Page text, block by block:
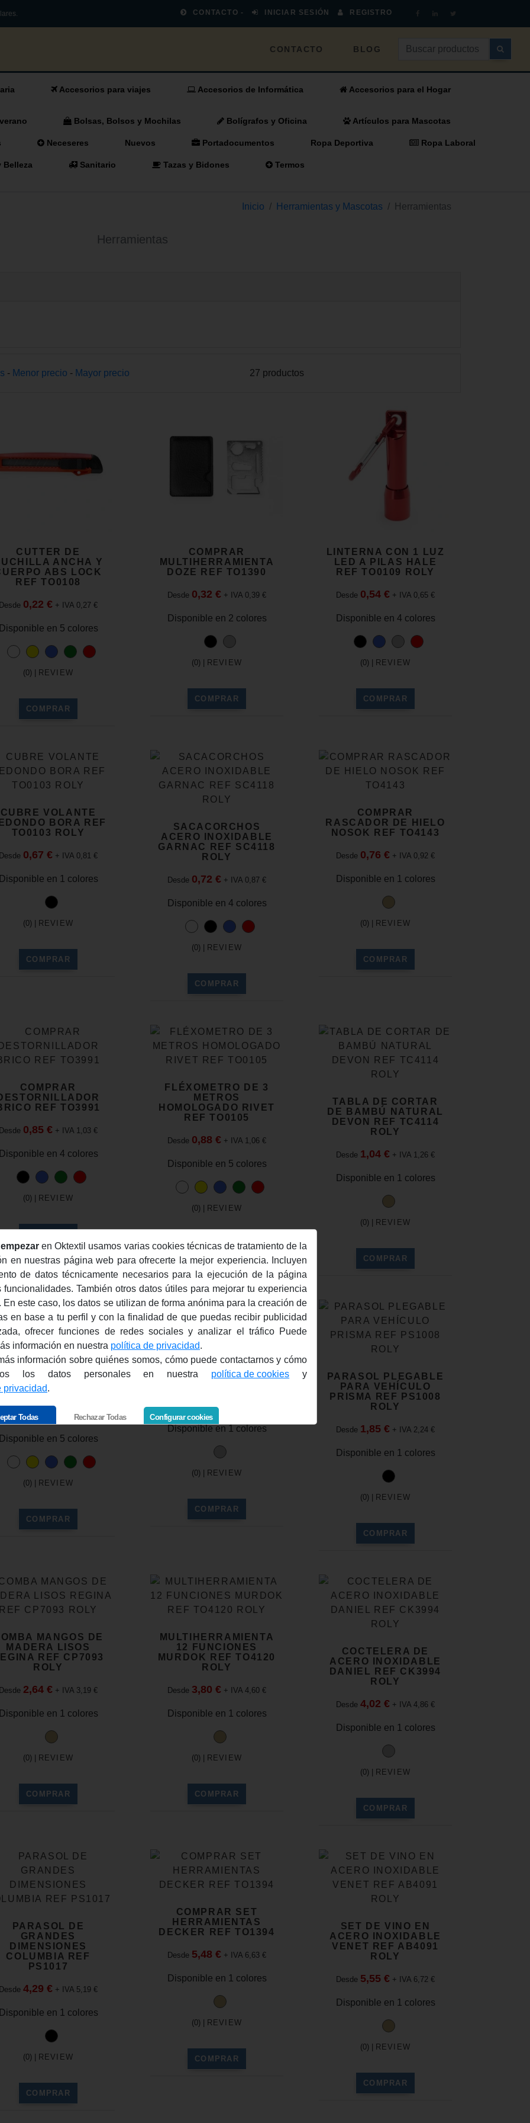
en Oktextil usamos varias cookies técnicas de tratamiento de la
en nuestras página web para ofrecerte la mejor experiencia. Incluyen
de datos técnicamente necesarios para la ejecución de la página
funcionalidades. También otros datos útiles para mejorar tu experiencia
En este caso, los datos se utilizan de forma anónima para la creación de
en base a tu perfil y con la finalidad de que puedas recibir publicidad
ofrecer funciones de redes sociales y analizar el tráfico Puede
información en nuestra política de privacidad.
información sobre quiénes somos, cómo puede contactarnos y cómo
los datos personales en nuestra política de cookies y
privacidad.
Todas Rechazar Todas Configurar cookies
CONTACTO - INICIAR SESIÓN REGISTRO
CONTACTO BLOG
Accesorios para viajes Accesorios de Informática Accesorios para el Hogar
Bolsas, Bolsos y Mochilas Bolígrafos y Oficina Artículos para Mascotas
Neceseres Nuevos Portadocumentos Ropa Deportiva Ropa Laboral
Belleza Sanitario Tazas y Bidones Termos
Inicio Herramientas y Mascotas Herramientas
Herramientas
- Menor precio - Mayor precio 27 productos
CUTTER DE
ANCHA Y
ABS LOCK
REF TO0108
Desde 0,22 € + IVA 0,27 €
Disponible en 5 colores
(0) | REVIEW
COMPRAR
COMPRAR
MULTIHERRAMIENTA
DOZE REF TO1390
Desde 0,32 € + IVA 0,39 €
Disponible en 2 colores
(0) | REVIEW
COMPRAR
LINTERNA CON 1 LUZ
LED A PILAS HALE
REF TO0109 ROLY
Desde 0,54 € + IVA 0,65 €
Disponible en 4 colores
(0) | REVIEW
COMPRAR
CUBRE VOLANTE
BORA REF
TO0103 ROLY
Desde 0,67 € + IVA 0,81 €
Disponible en 1 colores
(0) | REVIEW
COMPRAR
SACACORCHOS
ACERO INOXIDABLE
GARNAC REF SC4118
ROLY
Desde 0,72 € + IVA 0,87 €
Disponible en 4 colores
(0) | REVIEW
COMPRAR
COMPRAR
RASCADOR DE HIELO
NOSOK REF TO4143
Desde 0,76 € + IVA 0,92 €
Disponible en 1 colores
(0) | REVIEW
COMPRAR
COMPRAR
REF TO3991
Desde 0,85 € + IVA 1,03 €
Disponible en 4 colores
(0) | REVIEW
FLÉXOMETRO DE 3
METROS
HOMOLOGADO RIVET
REF TO0105
Desde 0,88 € + IVA 1,06 €
Disponible en 5 colores
(0) | REVIEW
COMPRAR
TABLA DE CORTAR
DE BAMBÚ NATURAL
DEVON REF TC4114
ROLY
Desde 1,04 € + IVA 1,26 €
Disponible en 1 colores
(0) | REVIEW
COMPRAR
DE 5
METROS
PICK
TO0106 ROLY
1,24 € + IVA 1,50 €
Disponible en 5 colores
(0) | REVIEW
COMPRAR
COMPRAR
ESCALÍMETRO
DINTEL REF TO3983
Desde1,53 €
Disponible en 1 colores
(0) | REVIEW
COMPRAR
PARASOL PLEGABLE
PARA VEHÍCULO
PRISMA REF PS1008
ROLY
Desde 1,85 € + IVA 2,24 €
Disponible en 1 colores
(0) | REVIEW
COMPRAR
MANGOS DE
MADERA LISOS
REF CP7093
ROLY
Desde 2,64 € + IVA 3,19 €
Disponible en 1 colores
(0) | REVIEW
COMPRAR
MULTIHERRAMIENTA
12 FUNCIONES
MURDOK REF TO4120
ROLY
Desde 3,80 € + IVA 4,60 €
Disponible en 1 colores
(0) | REVIEW
COMPRAR
COCTELERA DE
ACERO INOXIDABLE
DANIEL REF CK3994
ROLY
Desde 4,02 € + IVA 4,86 €
Disponible en 1 colores
(0) | REVIEW
COMPRAR
PARASOL DE
GRANDES
DIMENSIONES
COLUMBIA REF
PS1017
Desde 4,29 € + IVA 5,19 €
Disponible en 1 colores
(0) | REVIEW
COMPRAR
COMPRAR SET
HERRAMIENTAS
DECKER REF TO1394
Desde 5,48 € + IVA 6,63 €
Disponible en 1 colores
(0) | REVIEW
COMPRAR
SET DE VINO EN
ACERO INOXIDABLE
VENET REF AB4091
ROLY
Desde 5,55 € + IVA 6,72 €
Disponible en 1 colores
(0) | REVIEW
COMPRAR